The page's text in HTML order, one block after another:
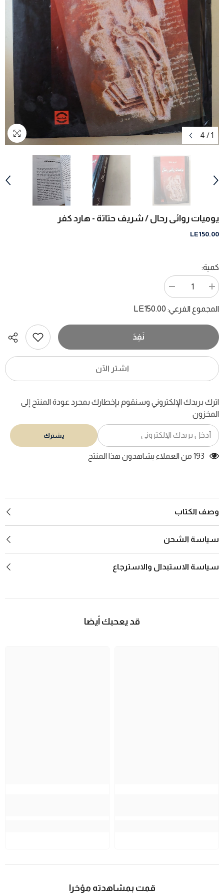
1
/
4
يوميات روائى رحال / شريف حتاتة - هارد كفر
LE150.00
كمية:
تقليل
الكمية
يوميات
حتاتة
-
زيادة
الكمية
يوميات
رحال
حتاتة
-
المجموع الفرعي:LE150.00
نَفِدَ
اشتر الآن
اترك بريدك الإلكتروني وسنقوم بإخطارك بمجرد عودة المنتج إلى
المخزون
يشترك
193 من العملاء يشاهدون هذا المنتج
وصف الكتاب
سياسة الشحن
سياسة الاستبدال والاسترجاع
قد يعحبك أيضا
قمت بمشاهدته مؤخرا